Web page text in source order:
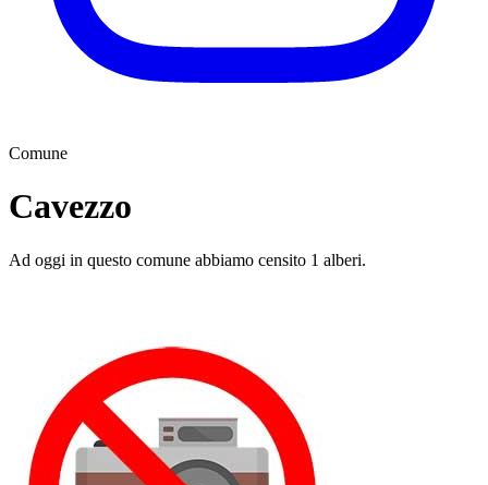
Comune
Cavezzo
Ad oggi in questo comune abbiamo censito 1 alberi.